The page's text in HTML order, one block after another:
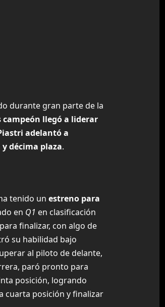
durante gran parte de la
campeón llegó a liderar
adelantó a
décima plaza.
tenido un estreno para
en Q1 en clasificación
para finalizar, con algo de
su habilidad bajo
al piloto de delante,
paró pronto para
posición, logrando
cuarta posición y finalizar